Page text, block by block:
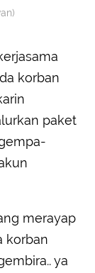
korban
paket
merayap
korban
ya